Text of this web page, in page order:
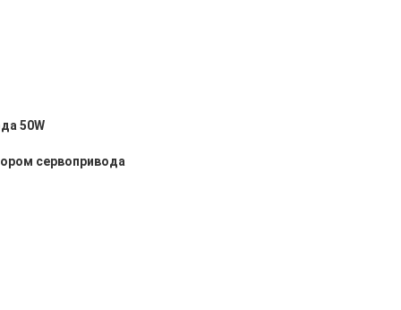
50W
сервопривода